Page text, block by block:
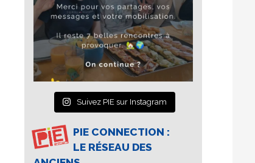
Suivez PIE sur Instagram
PIE CONNECTION :
LE RÉSEAU DES